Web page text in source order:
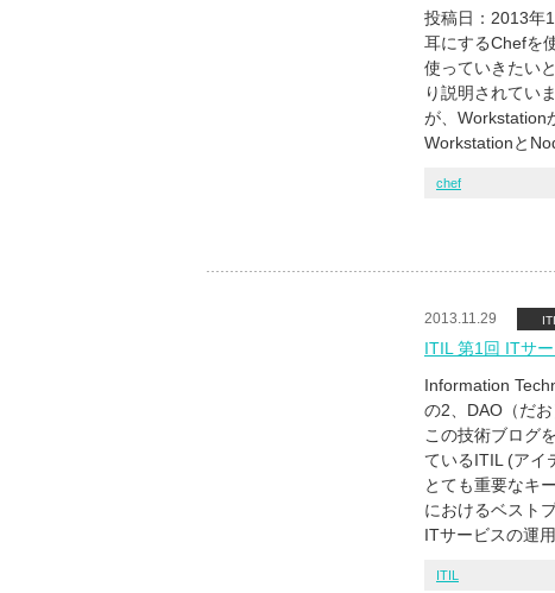
投稿日：2013年
耳にするChefを
使っていきたい
り説明されてい
が、Workstation
Workstationと
chef
2013.11.29
ITIL 第1回 ITサ
Information
の2、DAO（だ
この技術ブログ
ているITIL (アイ
とても重要なキ
におけるベスト
ITサービスの運
ITIL